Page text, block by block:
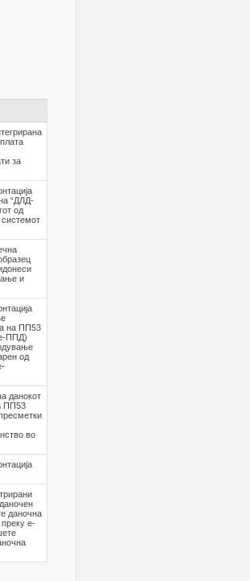
за
“ДЛД-
од
и
на ПП53
ППД)
од
данокот
ПП53
во
даночна
преку е-